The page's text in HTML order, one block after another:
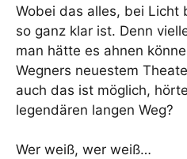
Wobei das alles, bei Licht
so ganz klar ist. Denn
man hätte es ahnen
Wegners neuestem
auch das ist möglich,
legendären langen Weg?
Wer weiß, wer weiß…